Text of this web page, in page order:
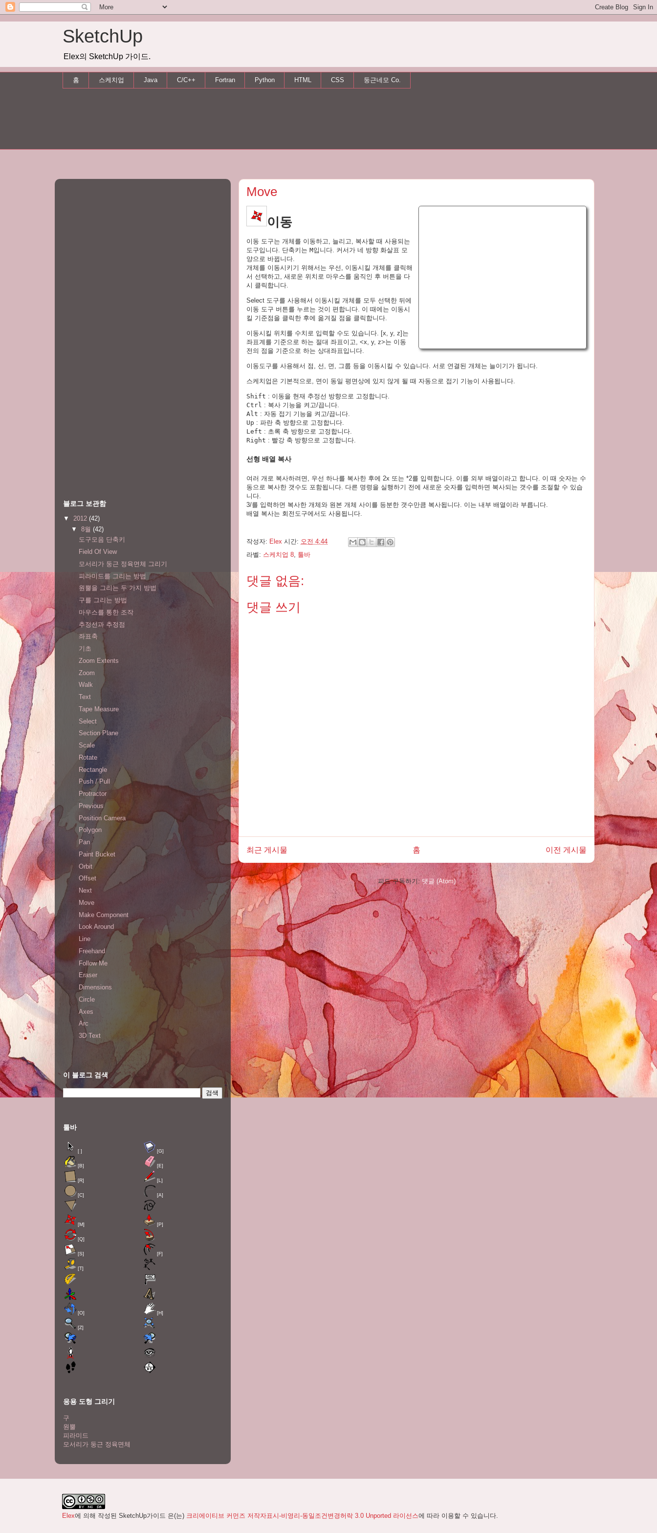
SketchUp
Elex의 SketchUp 가이드.
홈 스케치업 Java C/C++ Fortran Python HTML CSS 둥근네모 Co.
Move
이동
이동 도구는 개체를 이동하고, 늘리고, 복사할 때 사용되는
도구입니다. 단축키는 M입니다. 커서가 네 방향 화살표 모
양으로 바뀝니다.
개체를 이동시키기 위해서는 우선, 이동시킬 개체를 클릭해
서 선택하고, 새로운 위치로 마우스를 움직인 후 버튼을 다
시 클릭합니다.
Select 도구를 사용해서 이동시킬 개체를 모두 선택한 뒤에
이동 도구 버튼를 누르는 것이 편합니다. 이 때에는 이동시
킬 기준점을 클릭한 후에 옮겨질 점을 클릭합니다.
이동시킬 위치를 수치로 입력할 수도 있습니다. [x, y, z]는
좌표계를 기준으로 하는 절대 좌표이고, <x, y, z>는 이동
전의 점을 기준으로 하는 상대좌표입니다.
이동도구를 사용해서 점, 선, 면, 그룹 등을 이동시킬 수 있습니다. 서로 연결된 개체는 늘이기가 됩니다.
스케치업은 기본적으로, 면이 동일 평면상에 있지 않게 될 때 자동으로 접기 기능이 사용됩니다.
Shift : 이동을 현재 추정선 방향으로 고정합니다.
Ctrl : 복사 기능을 켜고/끕니다.
Alt : 자동 접기 기능을 켜고/끕니다.
Up : 파란 축 방향으로 고정합니다.
Left : 초록 축 방향으로 고정합니다.
Right : 빨강 축 방향으로 고정합니다.
선형 배열 복사
여러 개로 복사하려면, 우선 하나를 복사한 후에 2x 또는 *2를 입력합니다. 이를 외부 배열이라고 합니다. 이 때 숫자는 수
동으로 복사한 갯수도 포함됩니다. 다른 명령을 실행하기 전에 새로운 숫자를 입력하면 복사되는 갯수를 조절할 수 있습
니다.
3/를 입력하면 복사한 개체와 원본 개체 사이를 등분한 갯수만큼 복사됩니다. 이는 내부 배열이라 부릅니다.
배열 복사는 회전도구에서도 사용됩니다.
작성자: Elex 시간: 오전 4:44
라벨: 스케치업 8 툴바
댓글 없음:
댓글 쓰기
최근 게시물 이전 게시물
홈
피드 구독하기: 댓글 (Atom)
블로그 보관함
▼ 2012 (42)
▼ 8월 (42)
도구모음 단축키
Field Of View
모서리가 둥근 정육면체 그리기
피라미드를 그리는 방법
원뿔을 그리는 두 가지 방법
구를 그리는 방법
마우스를 통한 조작
추정선과 추정점
좌표축
기초
Zoom Extents
Zoom
Walk
Text
Tape Measure
Select
Section Plane
Scale
Rotate
Rectangle
Push / Pull
Protractor
Previous
Position Camera
Polygon
Pan
Paint Bucket
Orbit
Offset
Next
Move
Make Component
Look Around
Line
Freehand
Follow Me
Eraser
Dimensions
Circle
Axes
Arc
3D Text
이 블로그 검색
툴바
[ ] [G]
[B] [E]
[R] [L]
[C] [A]
[M] [P]
[Q]
[S] [F]
[T]
[O] [H]
[Z]
응용 도형 그리기
구
원뿔
피라미드
모서리가 둥근 정육면체
Elex에 의해 작성된 SketchUp가이드 은(는) 크리에이티브 커먼즈 저작자표시-비영리-동일조건변경허락 3.0 Unported 라이선스에 따라 이용할 수 있습니다.